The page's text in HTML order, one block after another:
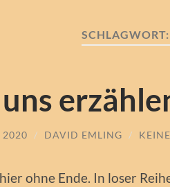
SCHLAGWORT:
2020 / DAVID EMLING /
ohne Ende. In loser